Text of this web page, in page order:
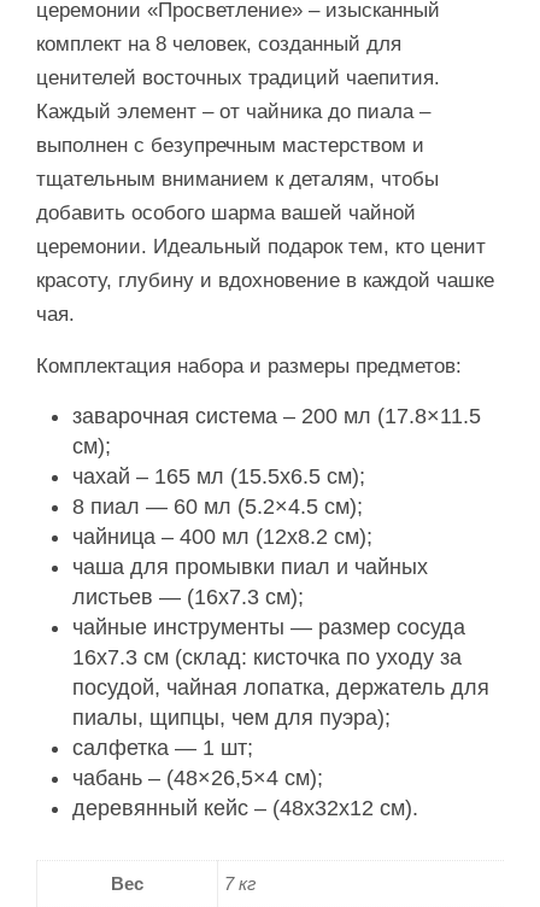
церемонии «Просветление» – изысканный
комплект на 8 человек, созданный для
ценителей восточных традиций чаепития.
Каждый элемент – от чайника до пиала –
выполнен с безупречным мастерством и
тщательным вниманием к деталям, чтобы
добавить особого шарма вашей чайной
церемонии. Идеальный подарок тем, кто ценит
красоту, глубину и вдохновение в каждой чашке
чая.
Комплектация набора и размеры предметов:
заварочная система – 200 мл (17.8×11.5
см);
чахай – 165 мл (15.5х6.5 см);
8 пиал — 60 мл (5.2×4.5 см);
чайница – 400 мл (12х8.2 см);
чаша для промывки пиал и чайных
листьев — (16х7.3 см);
чайные инструменты — размер сосуда
16х7.3 см (склад: кисточка по уходу за
посудой, чайная лопатка, держатель для
пиалы, щипцы, чем для пуэра);
салфетка — 1 шт;
чабань – (48×26,5×4 см);
деревянный кейс – (48х32х12 см).
Вес 7 кг